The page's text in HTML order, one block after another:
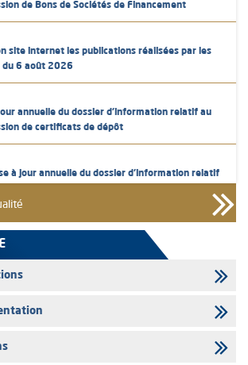
de Bons de Sociétés de Financement
site internet les publications réalisées par les
6 août 2026
jour annuelle du dossier d’information relatif au
de certificats de dépôt
à jour annuelle du dossier d’information relatif
site internet les publications réalisées par les
5 août 2026
site internet les publications réalisées par les
4 août 2026
à jour annuelle du dossier d’information relatif au